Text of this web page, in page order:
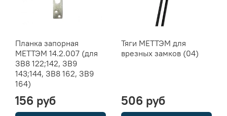
Планка запорная
МЕТТЭМ 14.2.007 (для
ЗВ8 122;142, ЗВ9
143;144, ЗВ8 162, ЗВ9
164)
156 руб
Тяги МЕТТЭМ для
врезных замков (04)
506 руб